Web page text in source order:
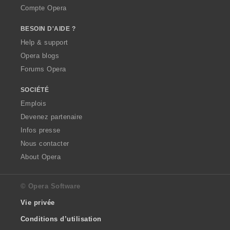
Compte Opera
BESOIN D'AIDE ?
Help & support
Opera blogs
Forums Opera
SOCIÉTÉ
Emplois
Devenez partenaire
Infos presse
Nous contacter
About Opera
© Opera Software
Vie privée
Conditions d’utilisation